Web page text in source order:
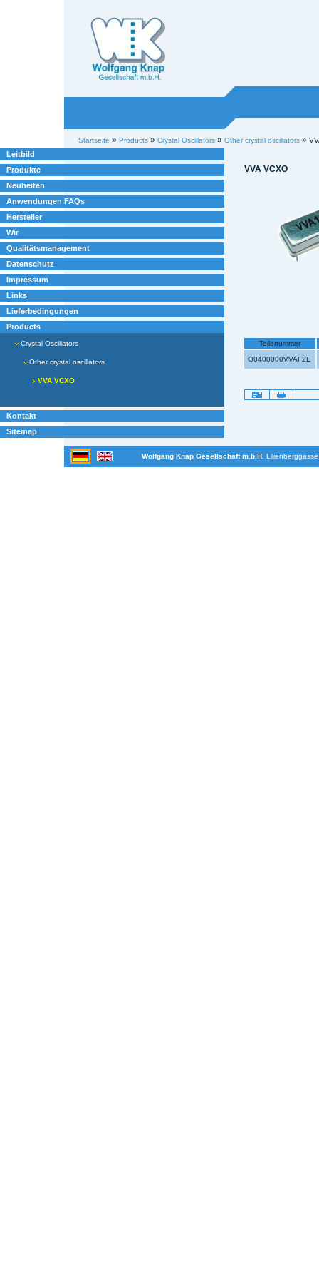
Sektionen
Benutzerspezifische
Werkzeuge
Startseite » Products » Crystal Oscillators » Other crystal oscillators »
Leitbild
Produkte
Neuheiten
Anwendungen FAQs
Hersteller
Wir
Qualitätsmanagement
Datenschutz
Impressum
Links
Lieferbedingungen
Products
Crystal Oscillators
Other crystal oscillators
VVA VCXO
Kontakt
Sitemap
VVA VCXO
Teilenummer
O0400000VVAF2E
Artikelaktionen
Wolfgang Knap Gesellschaft m.b.H.